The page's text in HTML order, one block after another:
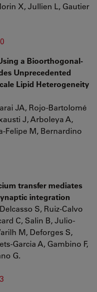
X, Jullien L, Gautier
a Bioorthogonal-
Unprecedented
Lipid Heterogeneity
JA, Rojo-Bartolomé
J, Arboleya A,
Felipe M, Bernardino
transfer mediates
integration
S, Ruiz-Calvo
C, Salin B, Julio-
M, Deforges S,
Garcia A, Gambino F,
G.